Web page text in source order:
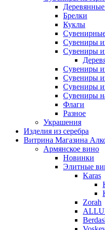
Брелки
Куклы
Сувениры
Сувениры
Сувениры
Сувениры
Сувениры
Сувениры
Флаги
Разное
Украшения
Изделия из серебра
Витрина Магазина
Армянское вино
Новинки
Элитные
Karas
Zorah